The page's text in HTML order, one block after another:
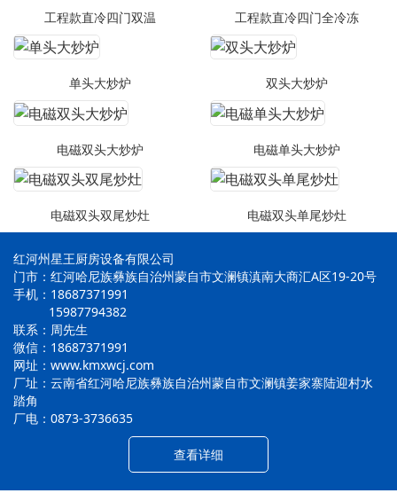
工程款直冷四门双温 工程款直冷四门全冷冻
单头大炒炉 双头大炒炉
电磁双头大炒炉 电磁单头大炒炉
电磁双头双尾炒灶 电磁双头单尾炒灶
红河州星王厨房设备有限公司
门市：红河哈尼族彝族自治州蒙自市文澜镇滇南大商汇A区19-20号
手机：18687371991
15987794382
联系：周先生
微信：18687371991
网址：www.kmxwcj.com
厂址：云南省红河哈尼族彝族自治州蒙自市文澜镇姜家寨陆迎村水
踏角
厂电：0873-3736635
查看详细